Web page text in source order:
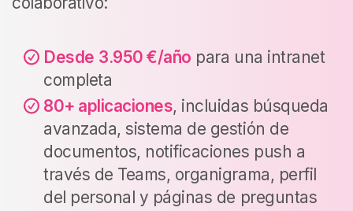
Desde 3.950 €/año para una intranet
completa
80+ aplicaciones, incluidas búsqueda
avanzada, sistema de gestión de
documentos, notificaciones push a
través de Teams, organigrama, perfil
del personal y páginas de preguntas